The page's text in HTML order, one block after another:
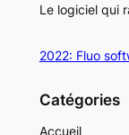
Le logiciel qui
2022: Fluo
Catégories
Accueil